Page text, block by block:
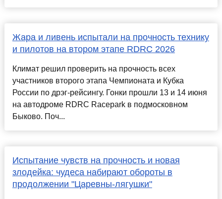
Жара и ливень испытали на прочность технику
и пилотов на втором этапе RDRC 2026
Климат решил проверить на прочность всех
участников второго этапа Чемпионата и Кубка
России по дрэг-рейсингу. Гонки прошли 13 и 14 июня
на автодроме RDRC Racepark в подмосковном
Быково. Поч...
Испытание чувств на прочность и новая
злодейка: чудеса набирают обороты в
продолжении "Царевны-лягушки"